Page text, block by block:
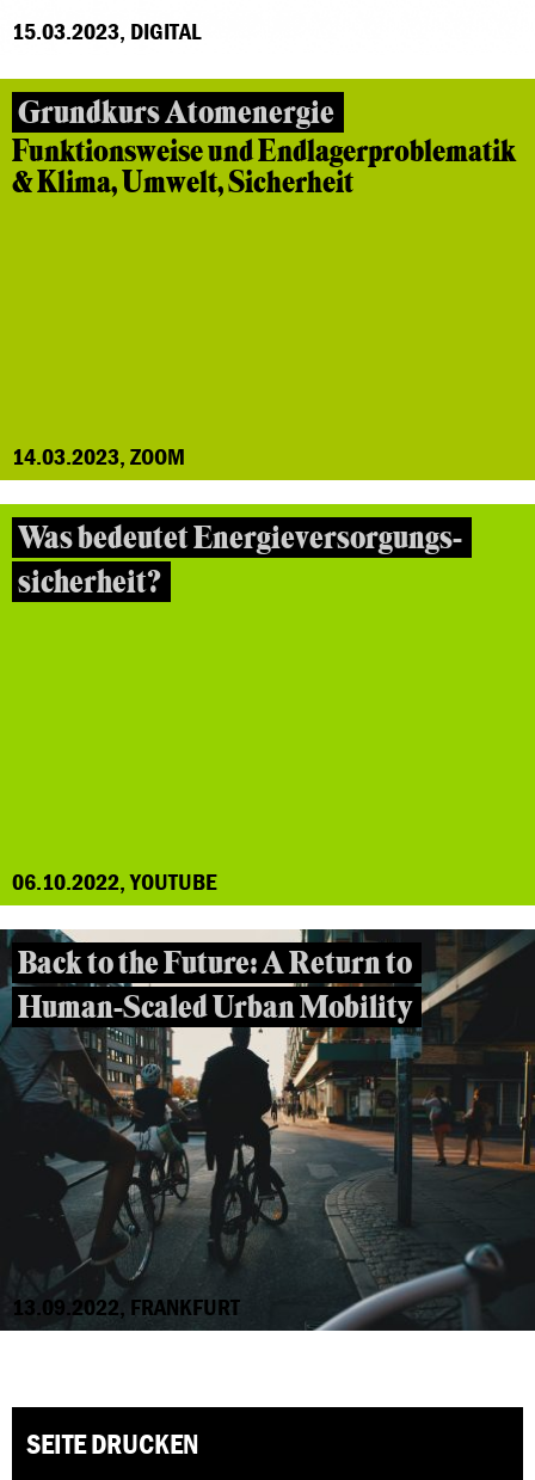
15.03.2023, DIGITAL
Grundkurs Atomenergie
Funktionsweise und Endlagerproblematik
& Klima, Umwelt, Sicherheit
14.03.2023, ZOOM
Was bedeutet Energieversorgungs-
sicherheit?
06.10.2022, YOUTUBE
Back to the Future: A Return to
Human-Scaled Urban Mobility
13.09.2022, FRANKFURT
SEITE DRUCKEN